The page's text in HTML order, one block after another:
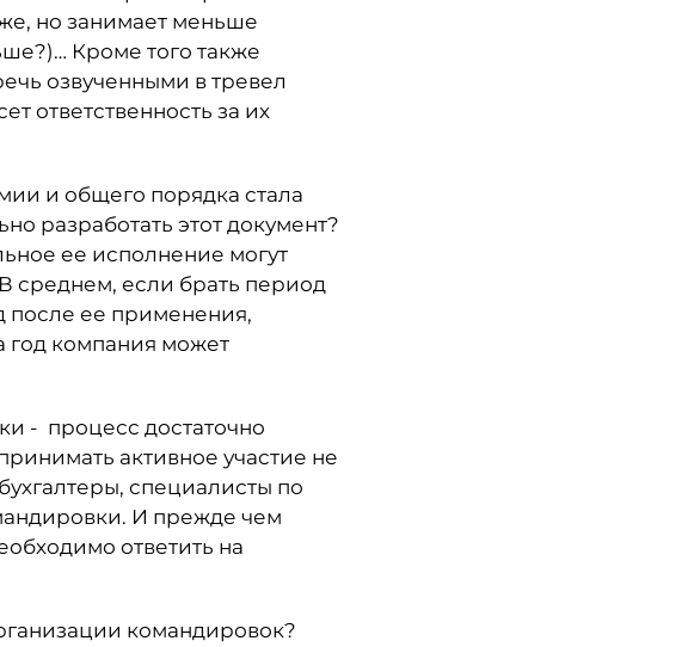
но занимает меньше
Кроме того также
озвученными в тревел
ответственность за их
и общего порядка стала
разработать этот документ?
ее исполнение могут
среднем, если брать период
после ее применения,
год компания может
- процесс достаточно
активное участие не
специалисты по
И прежде чем
ответить на
командировок?